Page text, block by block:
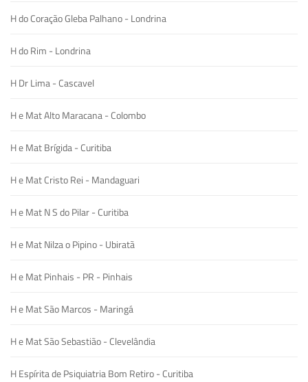
H do Coração Gleba Palhano - Londrina
H do Rim - Londrina
H Dr Lima - Cascavel
H e Mat Alto Maracana - Colombo
H e Mat Brígida - Curitiba
H e Mat Cristo Rei - Mandaguari
H e Mat N S do Pilar - Curitiba
H e Mat Nilza o Pipino - Ubiratã
H e Mat Pinhais - PR - Pinhais
H e Mat São Marcos - Maringá
H e Mat São Sebastião - Clevelândia
H Espírita de Psiquiatria Bom Retiro - Curitiba